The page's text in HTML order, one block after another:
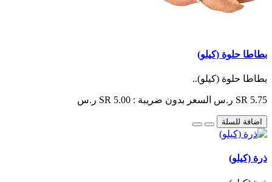
بطاطا حلوة (كيلو)
بطاطا حلوة (كيلو)..
SR 5.75 ر.س السعر بدون ضريبة : SR 5.00 ر.س
اضافة للسلة
ذرة (كيلو)